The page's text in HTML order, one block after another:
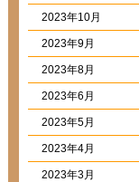
2023年10月
2023年9月
2023年8月
2023年6月
2023年5月
2023年4月
2023年3月